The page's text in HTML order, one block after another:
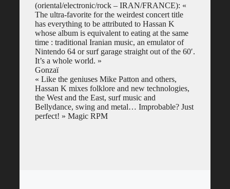
(oriental/electronic/rock – IRAN/FRANCE): «
The ultra-favorite for the weirdest concert title
has everything to be attributed to Hassan K
whose album is equivalent to eating at the same
time : traditional Iranian music, an emulator of
Nintendo 64 or surf garage straight out of the 60′.
It’s a whole world. »
Gonzaï
« Like the geniuses Mike Patton and others,
Hassan K mixes folklore and new technologies,
the West and the East, surf music and
Bellydance, swing and metal… Improbable? Just
perfect! » Magic RPM